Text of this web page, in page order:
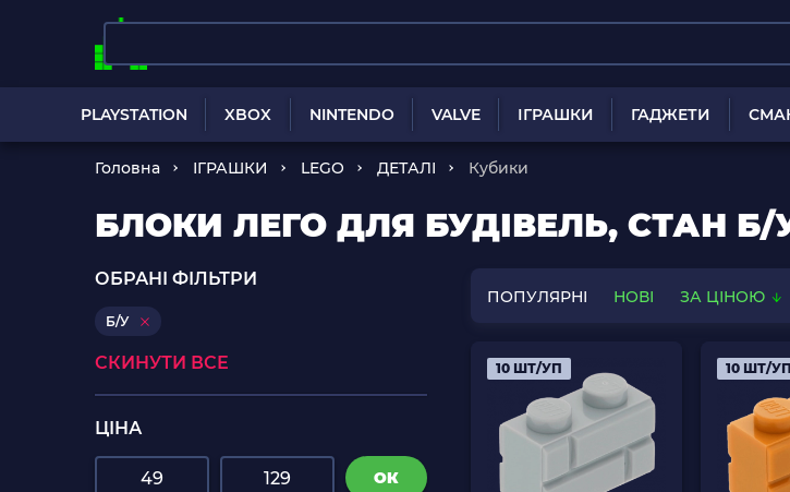
PLAYSTATION XBOX NINTENDO VALVE ІГРАШКИ ГАДЖЕТИ
Головна ІГРАШКИ LEGO ДЕТАЛІ Кубики
БЛОКИ ЛЕГО ДЛЯ БУДІВЕЛЬ, СТАН Б/
ОБРАНІ ФІЛЬТРИ
Б/У
СКИНУТИ ВСЕ
ЦІНА
ОК
ПОПУЛЯРНІ НОВІ ЗА ЦІНОЮ
10 ШТ/УП 10 ШТ/УП